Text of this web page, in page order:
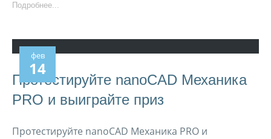
Подробнее...
фев
14
Протестируйте nanoCAD Механика
PRO и выиграйте приз
Протестируйте nanoCAD Механика PRO и